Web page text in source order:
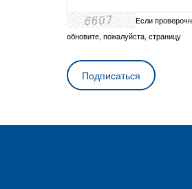
Если
обновите, пожалуйста, страницу